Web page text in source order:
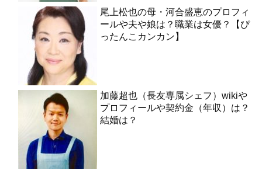
尾上松也の母・河合盛恵のプロフィ
ールや夫や娘は？職業は女優？【ぴ
ったんこカンカン】
加藤超也（長友専属シェフ）wikiや
プロフィールや契約金（年収）は？
結婚は？